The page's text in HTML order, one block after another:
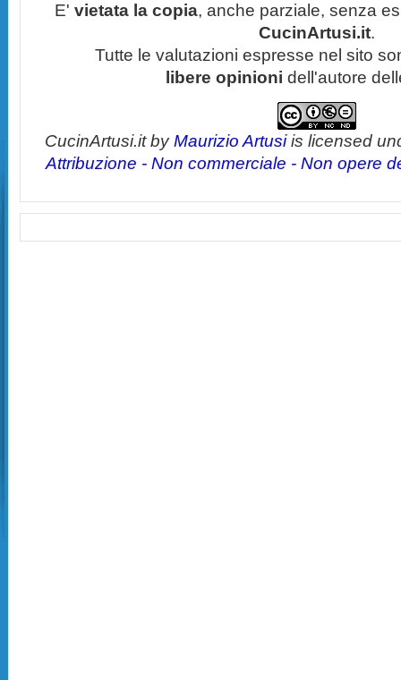
E' vietata la copia, anche parziale, senza
CucinArtusi.it.
Tutte le valutazioni espresse nel sito
libere opinioni dell'autore
CucinArtusi.itbyMaurizio Artusiis licensed
Attribuzione - Non commerciale - Non opere